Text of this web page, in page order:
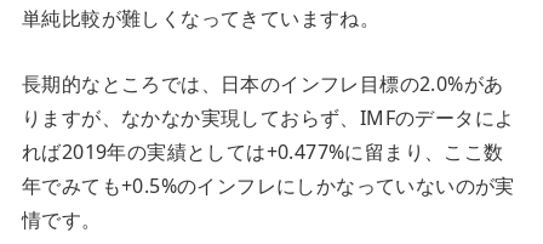
単純比較が難しくなってきていますね。
長期的なところでは、日本のインフレ目標の2.0%があ
りますが、なかなか実現しておらず、IMFのデータによ
れば2019年の実績としては+0.477%に留まり、ここ数
年でみても+0.5%のインフレにしかなっていないのが実
情です。